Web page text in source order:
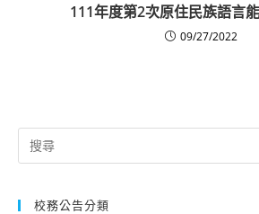
111年度第2次原住民族語言
09/27/2022
Search
for:
校務公告分類